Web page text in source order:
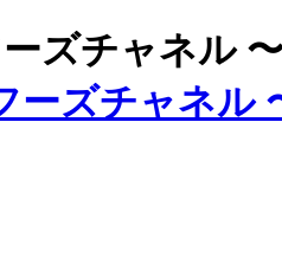
ズチャネル